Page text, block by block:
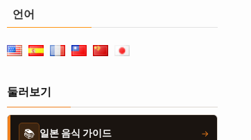
언어
둘러보기
📚 일본 음식 가이드 →